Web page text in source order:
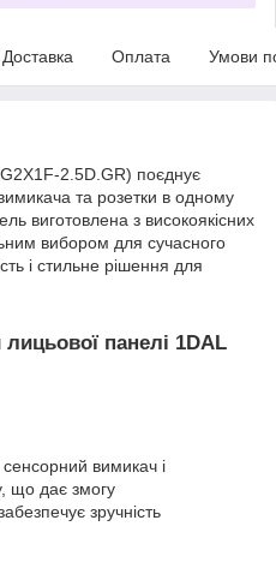
Доставка Оплата Умови
2.5D.GR) поєднує
та розетки в одному
виготовлена з високоякісних
вибором для сучасного
і стильне рішення для
панелі 1DAL
вимикач і
що дає змогу
зручність